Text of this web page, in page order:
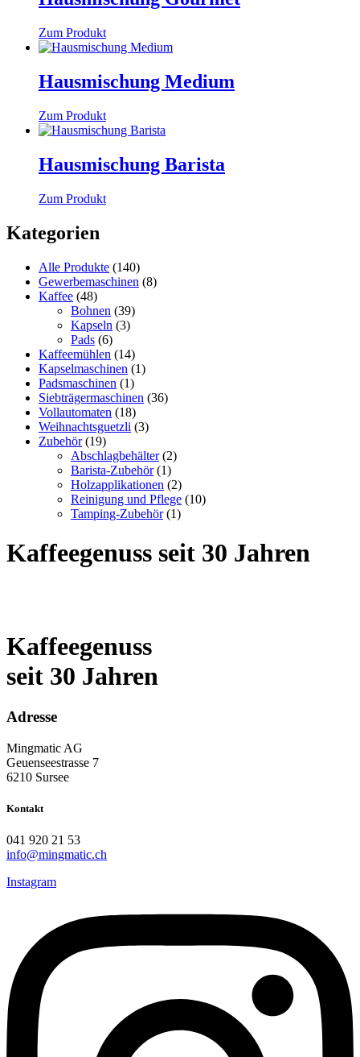
Zum Produkt
Hausmischung Medium
Zum Produkt
Hausmischung Barista
Zum Produkt
Kategorien
Alle Produkte (140)
Gewerbemaschinen (8)
Kaffee (48)
Bohnen (39)
Kapseln (3)
Pads (6)
Kaffeemühlen (14)
Kapselmaschinen (1)
Padsmaschinen (1)
Siebträgermaschinen (36)
Vollautomaten (18)
Weihnachtsguetzli (3)
Zubehör(19)
Abschlagbehälter(2)
Barista-Zubehör(1)
Holzapplikationen (2)
Reinigung und Pflege (10)
Tamping-Zubehör(1)
Kaffeegenuss seit 30 Jahren
Kaffeegenuss
seit 30 Jahren
Adresse
Mingmatic AG
Geuenseestrasse 7
6210 Sursee
Kontakt
041 920 21 53
info@mingmatic.ch
Instagram